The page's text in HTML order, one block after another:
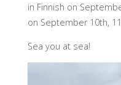
in Finnish on
on September 10th,
Sea you at sea!